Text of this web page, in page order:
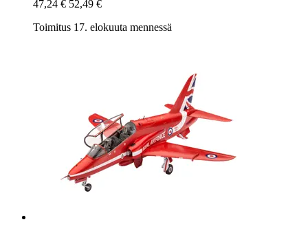
47,24 € 52,49 €
Toimitus 17. elokuuta mennessä